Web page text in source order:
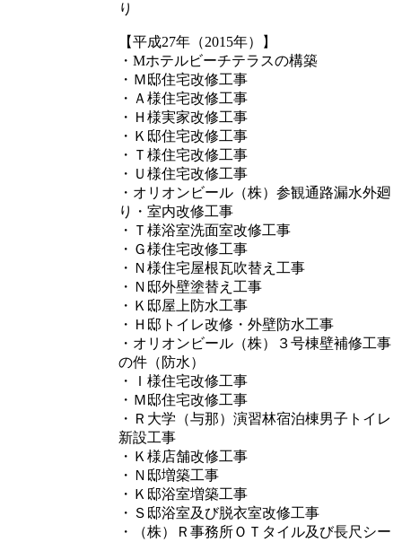
り
【平成27年（2015年）】
・Mホテルビーチテラスの構築
・Ｍ邸住宅改修工事
・Ａ様住宅改修工事
・Ｈ様実家改修工事
・Ｋ邸住宅改修工事
・Ｔ様住宅改修工事
・Ｕ様住宅改修工事
・オリオンビール（株）参観通路漏水外廻
り・室内改修工事
・Ｔ様浴室洗面室改修工事
・Ｇ様住宅改修工事
・Ｎ様住宅屋根瓦吹替え工事
・Ｎ邸外壁塗替え工事
・Ｋ邸屋上防水工事
・Ｈ邸トイレ改修・外壁防水工事
・オリオンビール（株）３号棟壁補修工事
の件（防水）
・Ｉ様住宅改修工事
・Ｍ邸住宅改修工事
・Ｒ大学（与那）演習林宿泊棟男子トイレ
新設工事
・Ｋ様店舗改修工事
・Ｎ邸増築工事
・Ｋ邸浴室増築工事
・Ｓ邸浴室及び脱衣室改修工事
・（株）Ｒ事務所ＯＴタイル及び長尺シー